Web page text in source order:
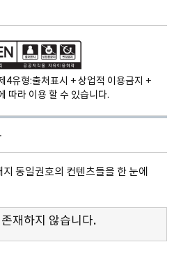
4유형:출처표시 + 상업적 이용금지 +
따라 이용 할 수 있습니다.
동일권호의 컨텐츠들을 한 눈에
재하지 않습니다.